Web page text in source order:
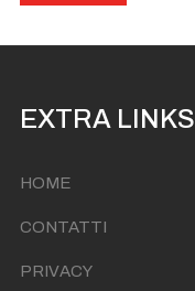
EXTRA LINKS
HOME
CONTATTI
PRIVACY